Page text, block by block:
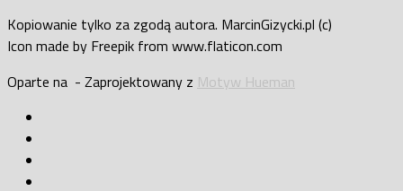
Kopiowanie tylko za zgodą autora. MarcinGizycki.pl (c)
Icon made by Freepik from www.flaticon.com
Oparte na - Zaprojektowany z Motyw Hueman